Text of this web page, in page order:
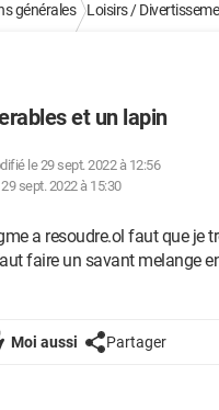
générales Loisirs /
et un lapin
le 29 sept. 2022 à 12:56
29 sept. 2022 à 15:30
a resoudre.ol faut que je
faire un savant melange
Moi aussi Partager